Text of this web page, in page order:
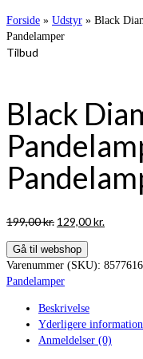
Forside » Udstyr » Black
Pandelamper
Tilbud
Black
199,00kr. Den
pris
var:
199,00 kr..
129,00kr.
er:
Gå til webshop
Varenummer (SKU):
Pandelamper
Beskrivelse
Yderligere information
Anmeldelser (0)